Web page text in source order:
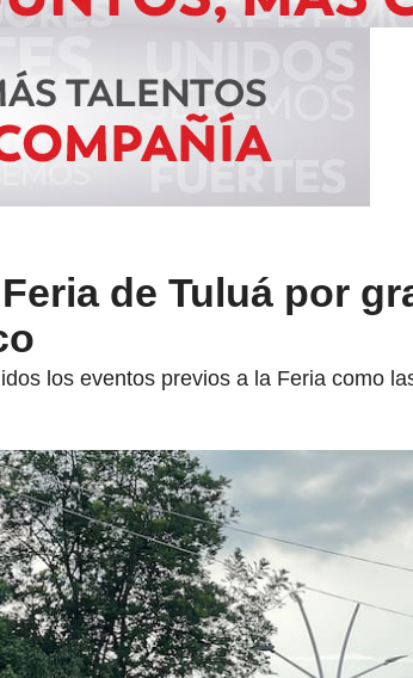
de Tuluá por
los eventos previos a la Feria como